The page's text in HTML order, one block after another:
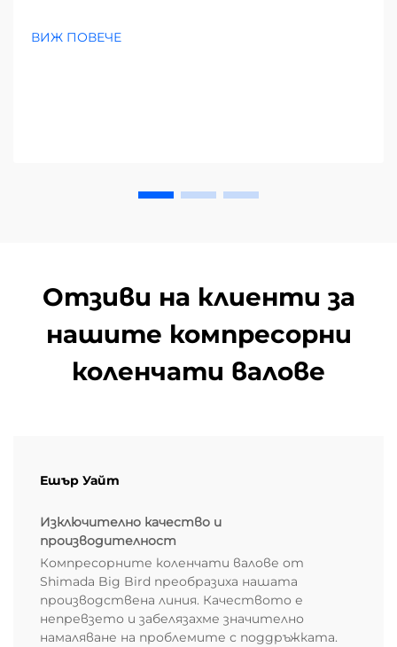
Намалете разходите и повишете
ВИЖ ПОВЕЧЕ
Отзиви на клиенти за
нашите компресорни
коленчати валове
Ешър Уайт
Изключително качество и
производителност
Компресорните коленчати валове от
Shimada Big Bird преобразиха нашата
производствена линия. Качеството е
непревзето и забелязахме значително
намаляване на проблемите с поддръжката.